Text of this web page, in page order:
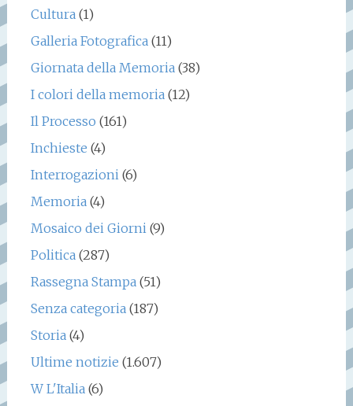
Cultura(1)
Galleria Fotografica(11)
Giornata della Memoria(38)
I colori della memoria(12)
Il Processo (161)
Inchieste (4)
Interrogazioni(6)
Memoria(4)
Mosaico dei Giorni(9)
Politica(287)
Rassegna Stampa(51)
Senza categoria(187)
Storia(4)
Ultime notizie (1.607)
W L'Italia(6)